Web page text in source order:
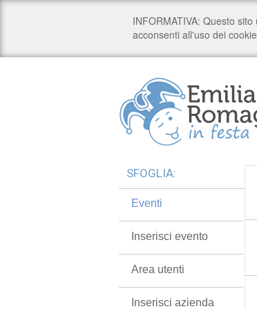
SFOGLIA:
Eventi
Inserisci evento
Area utenti
Inserisci azienda